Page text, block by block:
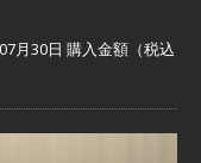
月30日 購入金額（税込